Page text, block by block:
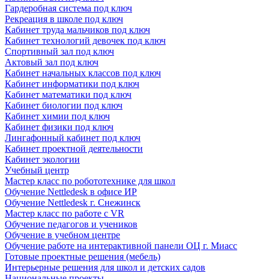
Гардеробная система под ключ
Рекреация в школе под ключ
Кабинет труда мальчиков под ключ
Кабинет технологий девочек под ключ
Спортивный зал под ключ
Актовый зал под ключ
Кабинет начальных классов под ключ
Кабинет информатики под ключ
Кабинет математики под ключ
Кабинет биологии под ключ
Кабинет химии под ключ
Кабинет физики под ключ
Лингафонный кабинет под ключ
Кабинет проектной деятельности
Кабинет экологии
Учебный центр
Мастер класс по робототехнике для школ
Обучение Nettledesk в офисе ИР
Обучение Nettledesk г. Снежинск
Мастер класс по работе с VR
Обучение педагогов и учеников
Обучение в учебном центре
Обучение работе на интерактивной панели ОЦ г. Миасс
Готовые проектные решения (мебель)
Интерьерные решения для школ и детских садов